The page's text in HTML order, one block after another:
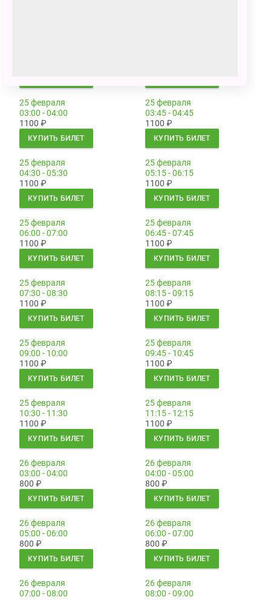
25 февраля
03:00 - 04:00
1100 ₽
КУПИТЬ БИЛЕТ
25 февраля
03:45 - 04:45
1100 ₽
КУПИТЬ БИЛЕТ
25 февраля
04:30 - 05:30
1100 ₽
КУПИТЬ БИЛЕТ
25 февраля
05:15 - 06:15
1100 ₽
КУПИТЬ БИЛЕТ
25 февраля
06:00 - 07:00
1100 ₽
КУПИТЬ БИЛЕТ
25 февраля
06:45 - 07:45
1100 ₽
КУПИТЬ БИЛЕТ
25 февраля
07:30 - 08:30
1100 ₽
КУПИТЬ БИЛЕТ
25 февраля
08:15 - 09:15
1100 ₽
КУПИТЬ БИЛЕТ
25 февраля
09:00 - 10:00
1100 ₽
КУПИТЬ БИЛЕТ
25 февраля
09:45 - 10:45
1100 ₽
КУПИТЬ БИЛЕТ
25 февраля
10:30 - 11:30
1100 ₽
КУПИТЬ БИЛЕТ
25 февраля
11:15 - 12:15
1100 ₽
КУПИТЬ БИЛЕТ
26 февраля
03:00 - 04:00
800 ₽
КУПИТЬ БИЛЕТ
26 февраля
04:00 - 05:00
800 ₽
КУПИТЬ БИЛЕТ
26 февраля
05:00 - 06:00
800 ₽
КУПИТЬ БИЛЕТ
26 февраля
06:00 - 07:00
800 ₽
КУПИТЬ БИЛЕТ
26 февраля
07:00 - 08:00
26 февраля
08:00 - 09:00